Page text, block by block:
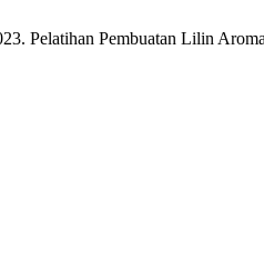
Pelatihan Pembuatan Lilin